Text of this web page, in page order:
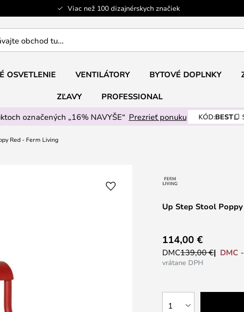
Viac než 100 dizajnérskych značiek
OSVETLENIE VENTILÁTORY BYTOVÉ DOPLNKY
ZĽAVY
PROFESSIONAL
označených „16% NAVYŠE“ Prezrieť ponuku KÓD:BEST
Red - Ferm Living
Up Step Stool
114,00 €
DMC139,00 € DMC
vrátane DPH
1